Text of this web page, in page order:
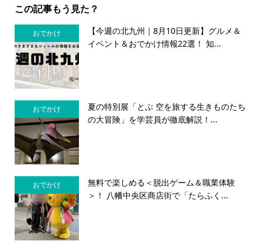
この記事もう見た？
おでかけ
【今週の北九州｜8月10日更新】グルメ＆
イベント＆おでかけ情報22選！ 知...
おでかけ
夏の特別展「とぶ 空を旅する生きものたち
の大冒険」を学芸員が徹底解説！...
おでかけ
無料で楽しめる＜脱出ゲーム＆職業体験
＞！ 八幡中央区商店街で「たらふく...